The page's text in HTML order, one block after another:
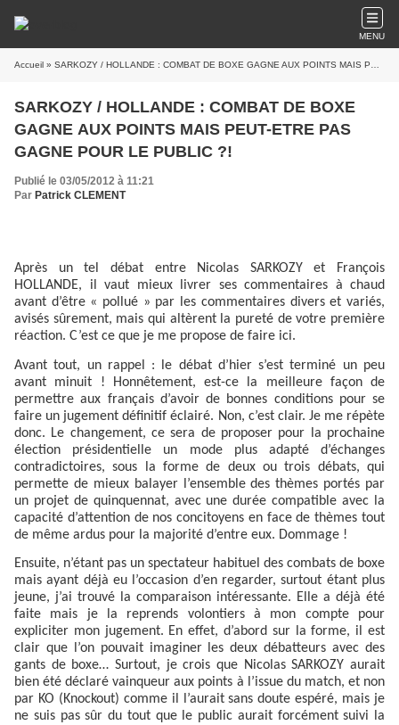
MENU
Accueil » SARKOZY / HOLLANDE : COMBAT DE BOXE GAGNE AUX POINTS MAIS PEUT-ETRE PAS GAGNE POUR LE PUBLIC ?!
SARKOZY / HOLLANDE : COMBAT DE BOXE
GAGNE AUX POINTS MAIS PEUT-ETRE PAS
GAGNE POUR LE PUBLIC ?!
Publié le 03/05/2012 à 11:21
Par Patrick CLEMENT
Après un tel débat entre Nicolas SARKOZY et François
HOLLANDE, il vaut mieux livrer ses commentaires à chaud
avant d’être « pollué » par les commentaires divers et variés,
avisés sûrement, mais qui altèrent la pureté de votre première
réaction. C’est ce que je me propose de faire ici.
Avant tout, un rappel : le débat d’hier s’est terminé un peu
avant minuit ! Honnêtement, est-ce la meilleure façon de
permettre aux français d’avoir de bonnes conditions pour se
faire un jugement définitif éclairé. Non, c’est clair. Je me répète
donc. Le changement, ce sera de proposer pour la prochaine
élection présidentielle un mode plus adapté d’échanges
contradictoires, sous la forme de deux ou trois débats, qui
permette de mieux balayer l’ensemble des thèmes portés par
un projet de quinquennat, avec une durée compatible avec la
capacité d’attention de nos concitoyens en face de thèmes tout
de même ardus pour la majorité d’entre eux. Dommage !
Ensuite, n’étant pas un spectateur habituel des combats de boxe
mais ayant déjà eu l’occasion d’en regarder, surtout étant plus
jeune, j’ai trouvé la comparaison intéressante. Elle a déjà été
faite mais je la reprends volontiers à mon compte pour
expliciter mon jugement. En effet, d’abord sur la forme, il est
clair que l’on pouvait imaginer les deux débatteurs avec des
gants de boxe… Surtout, je crois que Nicolas SARKOZY aurait
bien été déclaré vainqueur aux points à l’issue du match, et non
par KO (Knockout) comme il l’aurait sans doute espéré, mais je
ne suis pas sûr du tout que le public aurait forcément suivi la